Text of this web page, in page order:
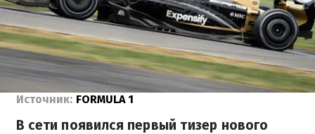
Источник: FORMULA 1
В сети появился первый тизер нового